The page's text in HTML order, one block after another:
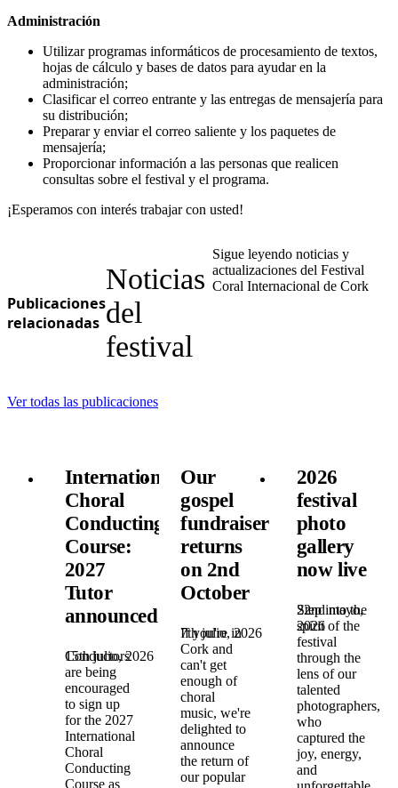
Administración
Utilizar programas informáticos de procesamiento de textos,
hojas de cálculo y bases de datos para ayudar en la
administración;
Clasificar el correo entrante y las entregas de mensajería para
su distribución;
Preparar y enviar el correo saliente y los paquetes de
mensajería;
Proporcionar información a las personas que realicen
consultas sobre el festival y el programa.
¡Esperamos con interés trabajar con usted!
Publicaciones
relacionadas
Noticias
del
festival
Sigue leyendo noticias y
actualizaciones del Festival
Coral Internacional de Cork
Ver todas las publicaciones
International
Choral
Conducting
Course:
2027
Tutor
announced!
15th julio, 2026
Conductors
are being
encouraged
to sign up
for the 2027
International
Choral
Conducting
Course as
Our
gospel
fundraiser
returns
on 2nd
October
7th julio, 2026
If you're in
Cork and
can't get
enough of
choral
music, we're
delighted to
announce
the return of
our popular
2026
festival
photo
gallery
now live
22nd mayo,
2026
Step into the
spirit of the
festival
through the
lens of our
talented
photographers,
who
captured the
joy, energy,
and